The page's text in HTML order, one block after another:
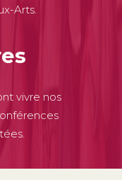
Arts.
vivre nos